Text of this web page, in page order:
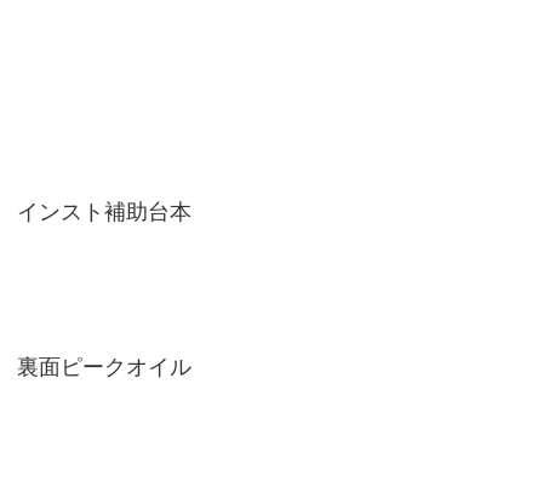
インスト補助台本
裏面ピークオイル